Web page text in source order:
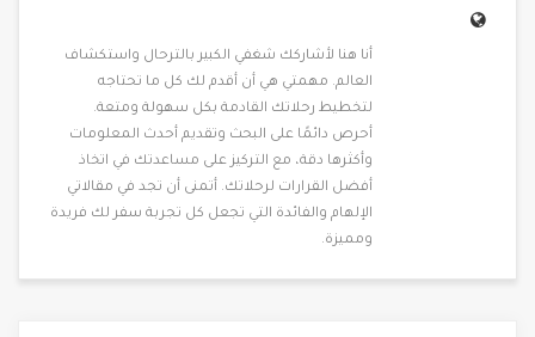
أنا هنا لأشاركك شغفي الكبير بالترحال واستكشاف
العالم. مهمتي هي أن أقدم لك كل ما تحتاجه
لتخطيط رحلاتك القادمة بكل سهولة ومتعة.
أحرص دائمًا على البحث وتقديم أحدث المعلومات
وأكثرها دقة، مع التركيز على مساعدتك في اتخاذ
أفضل القرارات لرحلاتك. أتمنى أن تجد في مقالاتي
الإلهام والفائدة التي تجعل كل تجربة سفر لك فريدة
ومميزة.